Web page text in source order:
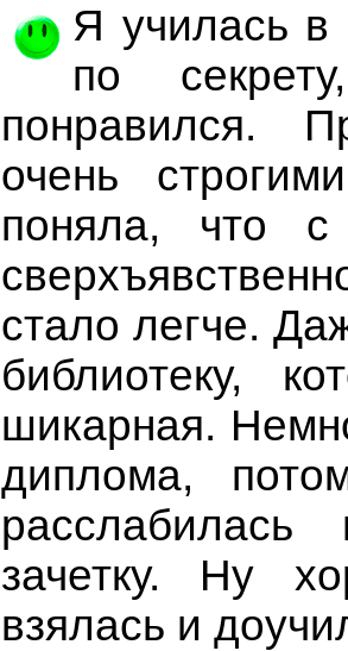
Я училась в
по
понравился.
очень
поняла, что
стало легче.
библиотеку,
шикарная.
диплома,
зачетку. Ну
взялась и